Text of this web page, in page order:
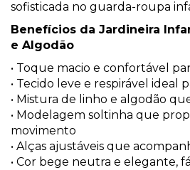
sofisticada no guarda-roupa
Benefícios da Jardineira
e Algodão
• Toque macio e confortável
• Tecido leve e respirável ideal
• Mistura de linho e algodão
• Modelagem soltinha que
movimento
• Alças ajustáveis que
• Cor bege neutra e elegante,